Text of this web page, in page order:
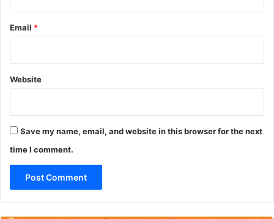
Email *
Website
Save my name, email, and website in this browser for the next
time I comment.